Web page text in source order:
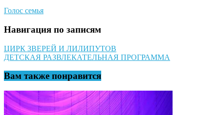
Голос семья
Навигация по записям
ЦИРК ЗВЕРЕЙ И ЛИЛИПУТОВ
ДЕТСКАЯ РАЗВЛЕКАТЕЛЬНАЯ ПРОГРАММА
Вам также понравится